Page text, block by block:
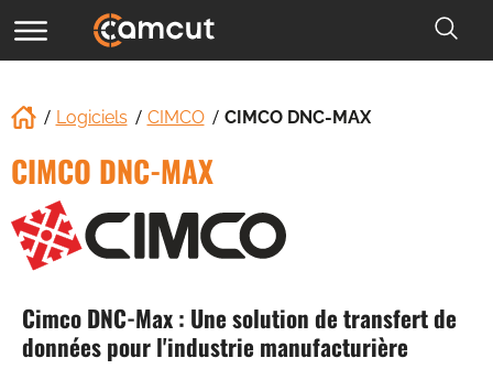
Logiciels CIMCO CIMCO DNC-MAX
CIMCO DNC-MAX
Cimco DNC-Max : Une solution de transfert de
données pour l'industrie manufacturière